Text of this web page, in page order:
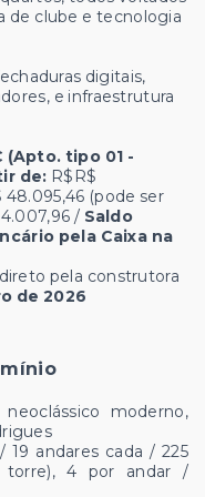
de clube e tecnologia
digitais,
e infraestrutura
(Apto. tipo 01 -
de: R$R$
48.095,46 (pode ser
/ Saldo
pela Caixa na
pela construtora
de 2026
moderno,
19 andares cada / 225
torre), 4 por andar /